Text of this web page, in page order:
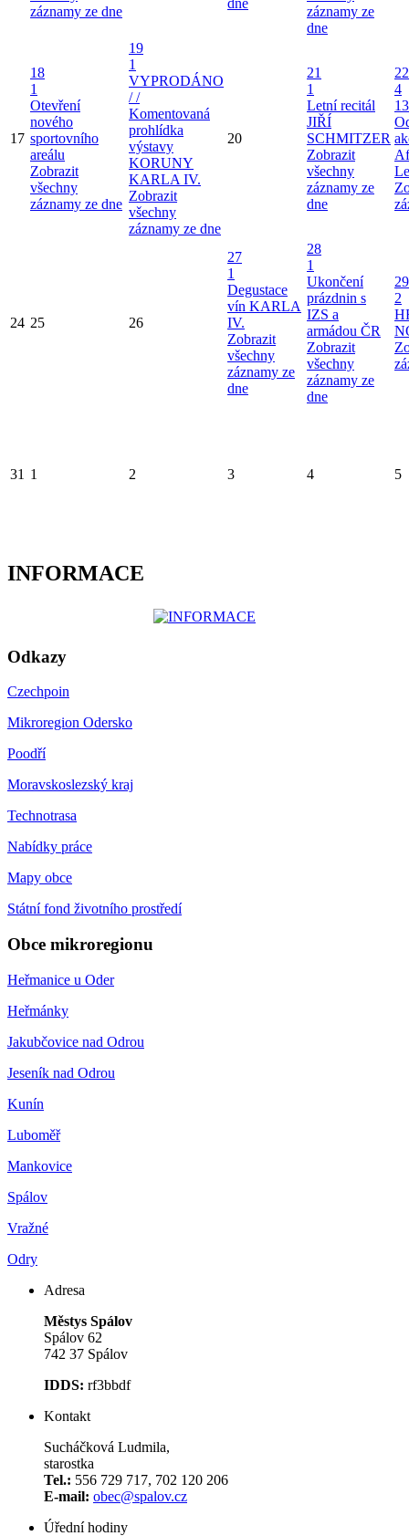
záznamy ze dne
dne
záznamy ze
dne
17
18
1
Otevření
nového
sportovního
areálu
Zobrazit
všechny
záznamy ze dne
19
1
VYPRODÁNO
/ /
Komentovaná
prohlídka
výstavy
KORUNY
KARLA IV.
Zobrazit
všechny
záznamy ze dne
20
21
1
Letní recitál
JIŘÍ
SCHMITZER
Zobrazit
všechny
záznamy ze
dne
22
4
24 25 26
27
1
Degustace
vín KARLA
IV.
Zobrazit
všechny
záznamy ze
dne
28
1
Ukončení
prázdnin s
IZS a
armádou ČR
Zobrazit
všechny
záznamy ze
dne
29
2
31 1 2 3 4 5
INFORMACE
Odkazy
Czechpoin
Mikroregion Odersko
Poodří
Moravskoslezský kraj
Technotrasa
Nabídky práce
Mapy obce
Státní fond životního prostředí
Obce mikroregionu
Heřmanice u Oder
Heřmánky
Jakubčovice nad Odrou
Jeseník nad Odrou
Kunín
Luboměř
Mankovice
Spálov
Vražné
Odry
Adresa
Městys Spálov
Spálov 62
742 37 Spálov
IDDS: rf3bbdf
Kontakt
Sucháčková Ludmila,
starostka
Tel.: 556 729 717, 702 120 206
E-mail: obec@spalov.cz
Úřední hodiny